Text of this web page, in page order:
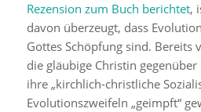
Rezension zum Buch berichtet,
davon überzeugt, dass
Gottes Schöpfung sind. Bereits
die gläubige Christin
ihre „kirchlich-christliche
Evolutionszweifeln „geimpft“